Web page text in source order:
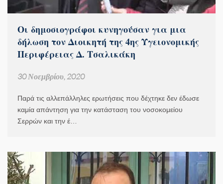
Οι δημοσιογράφοι κυνηγούσαν για μια
δήλωση τον Διοικητή της 4ης Υγειονομικής
Περιφέρειας Δ. Τσαλικάκη
30 Νοεμβρίου, 2020
Παρά τις αλλεπάλληλες ερωτήσεις που δέχτηκε δεν έδωσε
καμία απάντηση για την κατάσταση του νοσοκομείου
Σερρών και την έ…